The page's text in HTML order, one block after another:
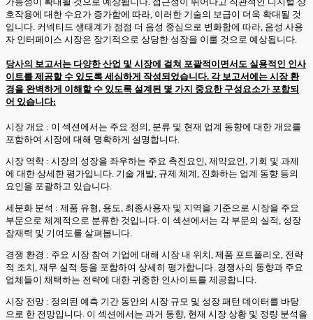
호작용에 대한 수요가 증가함에 따라, 이러한 기술의 보급이 더욱 확대될 것
입니다. 커넥티드 생태계가 점점 더 음성 중심으로 변화함에 따라, 음성 사용
자 인터페이스 시장은 장기적으로 상당한 성장을 이룰 것으로 예상됩니다.
당사의 보고서는 다양한 산업 및 시장에 걸쳐 포괄적이면서도 실용적인 인사
이트를 제공할 수 있도록 세심하게 작성되었습니다. 각 보고서에는 시장 환
경을 완벽하게 이해할 수 있도록 설계된 몇 가지 중요한 구성요소가 포함되
어 있습니다:
시장 개요 : 이 섹션에서는 주요 정의, 분류 및 현재 업계 동향에 대한 개요를
포함하여 시장에 대해 명확하게 설명합니다.
시장 역학 : 시장의 성장을 좌우하는 주요 촉진요인, 제약요인, 기회 및 과제
에 대한 상세한 평가입니다. 기술 개발, 규제 체계, 진화하는 업계 동향 등의
요인을 포괄하고 있습니다.
세분화 분석 : 제품 유형, 용도, 최종사용자 및 지역을 기준으로 시장을 주요
부문으로 체계적으로 분류한 것입니다. 이 섹션에서는 각 부문의 실적, 성장
잠재력 및 기여도를 살펴봅니다.
경쟁 환경 : 주요 시장 참여 기업에 대해 시장 내 위치, 제품 포트폴리오, 전략
적 조치, 재무 실적 등을 포함하여 상세히 평가합니다. 경쟁사의 동향과 주요
업체들이 채택하는 전략에 대한 귀중한 인사이트를 제공합니다.
시장 전망 : 정의된 예측 기간 동안의 시장 규모 및 성장 패턴 데이터를 바탕
으로 한 전망입니다. 이 섹션에서는 과거 동향, 현재 시장 상황 및 정량 분석을